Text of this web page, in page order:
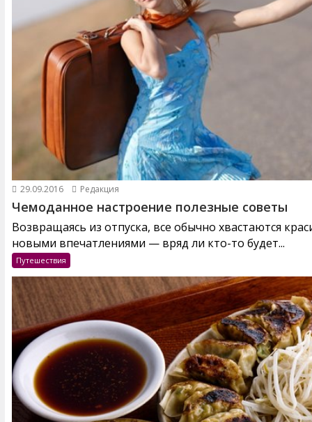
29.09.2016 Редакция
Чемоданное настроение полезные советы
Возвращаясь из отпуска, все обычно хвастаются
новыми впечатлениями — вряд ли кто-то будет...
Путешествия